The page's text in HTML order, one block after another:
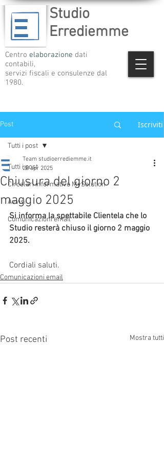
Studio
Errediemme
Centro elaborazione dati
contabili,
servizi fiscali e consulenze dal
1980.
Post Iscriviti
Tutti i post
Circolari informative MySolution
Avvisi
Comunicazioni email
Tutti i post
Chiusura del giorno 2
maggio 2025
Team studioerrediemme.it
28 apr 2025
Si informa la spettabile Clientela che lo
Studio resterà chiuso il giorno 2 maggio
2025.
Cordiali saluti.
Comunicazioni email
Post recenti Mostra tutti